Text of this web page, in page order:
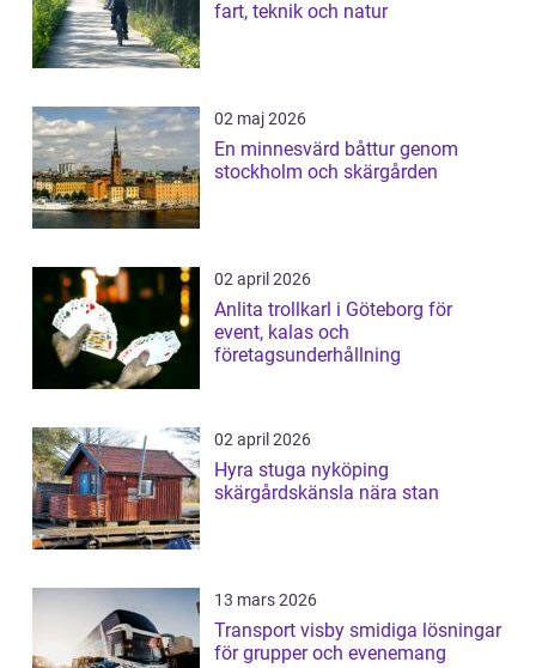
fart, teknik och natur
02 maj 2026
En minnesvärd båttur genom
stockholm och skärgården
02 april 2026
Anlita trollkarl i Göteborg för
event, kalas och
företagsunderhållning
02 april 2026
Hyra stuga nyköping
skärgårdskänsla nära stan
13 mars 2026
Transport visby smidiga lösningar
för grupper och evenemang